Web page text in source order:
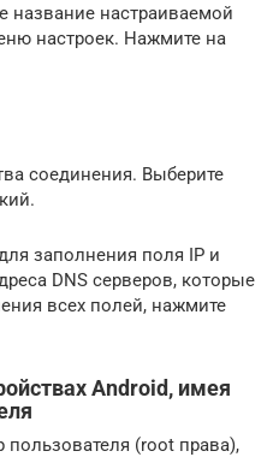
название настраиваемой
настроек. Нажмите на
соединения. Выберите
заполнения поля IP и
DNS серверов, которые
всех полей, нажмите
Android, имея
пользователя (root права),